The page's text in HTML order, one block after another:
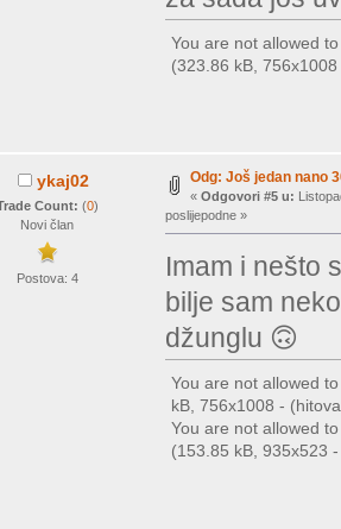
You are not allowed
(323.86 kB,
ykaj02
Count: (0)
Novi član
Postova: 4
Odg: Još jedan nano
« Odgovori #5 u:
poslijepodne »
Imam i nešto
bilje sam
džunglu 🙃
You are not allowed
kB, 756x1008 -
You are not allowed
(153.85 kB, 935x523